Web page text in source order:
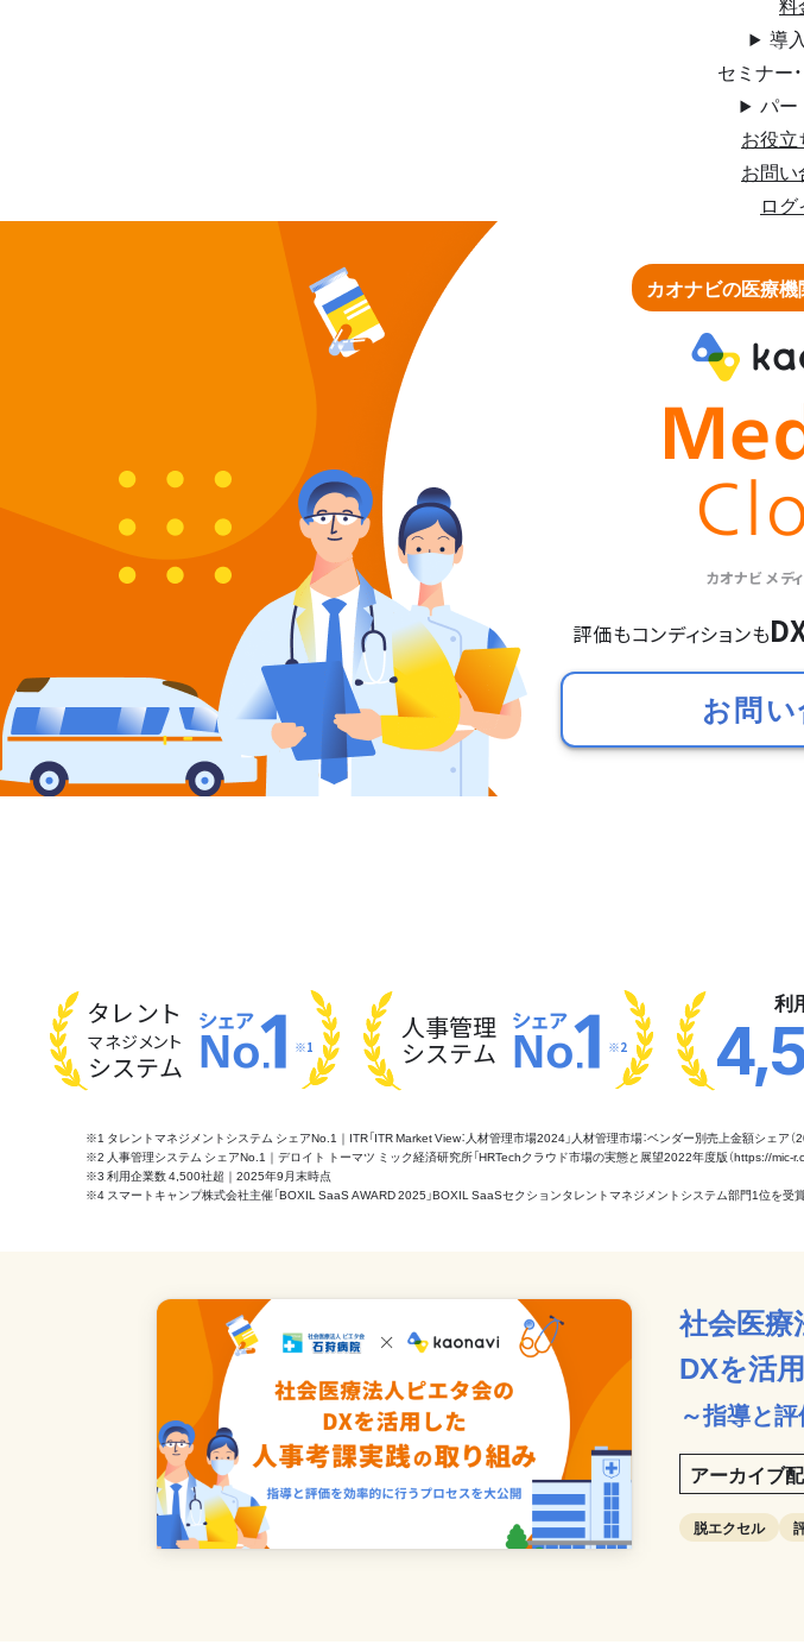
導
セミナー
パー
お役
お問
ロ
カオナビの医療
カオナビ メデ
評価もコンディションも
お問
タレント
マネジメント
システム
※1
人事管理
システム ※2
利
※1 タレントマネジメントシステム シェアNo.1｜ITR「ITR Market View：人材管理市場2024」人材管理市場：ベンダー別売上金額シェア
※2 人事管理システム シェアNo.1｜デロイト トーマツ ミック経済研究所「HRTechクラウド市場の実態と展望2022年度版（https://mic-
※3 利用企業数 4,500社超｜2025年9月末時点
※4 スマートキャンプ株式会社主催「BOXIL SaaS AWARD 2025」BOXIL SaaSセクションタレントマネジメントシステム部門1位を受
社会医
DXを活
～指導と
アーカイブ
脱エクセル